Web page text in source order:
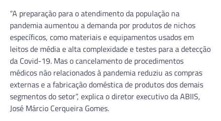
“A preparação para o atendimento da população na
pandemia aumentou a demanda por produtos de nichos
específicos, como materiais e equipamentos usados em
leitos de média e alta complexidade e testes para a detecção
da Covid-19. Mas o cancelamento de procedimentos
médicos não relacionados à pandemia reduziu as compras
externas e a fabricação doméstica de produtos dos demais
segmentos do setor”, explica o diretor executivo da ABIIS,
José Márcio Cerqueira Gomes.